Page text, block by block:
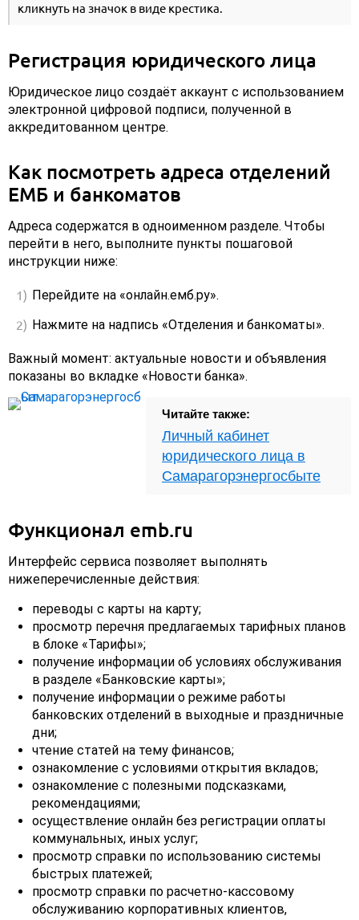
кликнуть на значок в виде крестика.
Регистрация юридического лица
Юридическое лицо создаёт аккаунт с использованием
электронной цифровой подписи, полученной в
аккредитованном центре.
Как посмотреть адреса отделений
ЕМБ и банкоматов
Адреса содержатся в одноименном разделе. Чтобы
перейти в него, выполните пункты пошаговой
инструкции ниже:
Перейдите на «онлайн.емб.ру».
Нажмите на надпись «Отделения и банкоматы».
Важный момент: актуальные новости и объявления
показаны во вкладке «Новости банка».
Читайте также:
Личный кабинет
юридического лица в
Самарагорэнергосбыте
Функционал emb.ru
Интерфейс сервиса позволяет выполнять
нижеперечисленные действия:
переводы с карты на карту;
просмотр перечня предлагаемых тарифных планов
в блоке «Тарифы»;
получение информации об условиях обслуживания
в разделе «Банковские карты»;
получение информации о режиме работы
банковских отделений в выходные и праздничные
дни;
чтение статей на тему финансов;
ознакомление с условиями открытия вкладов;
ознакомление с полезными подсказками,
рекомендациями;
осуществление онлайн без регистрации оплаты
коммунальных, иных услуг;
просмотр справки по использованию системы
быстрых платежей;
просмотр справки по расчетно-кассовому
обслуживанию корпоративных клиентов,